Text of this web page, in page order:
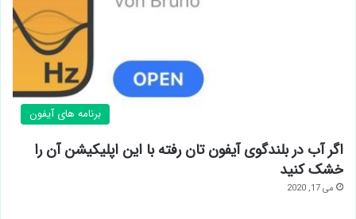
برنامه های آیفون
اگر آب در بلندگوی آیفون تان رفته با این اپلیکیشن آن را
خشک کنید
می 17, 2020